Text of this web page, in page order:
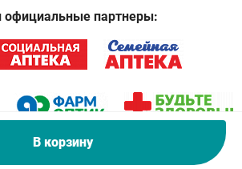
В корзину
официальные партнеры: